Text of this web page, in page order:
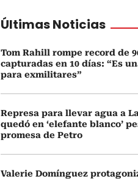
Últimas Noticias
Tom Rahill rompe record de
capturadas en 10 días: “Es
para exmilitares”
Represa para llevar agua a
quedó en ‘elefante blanco’
promesa de Petro
Valerie Domínguez